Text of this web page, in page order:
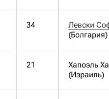
34
Левски
(Болгария)
21
Хапоэль
(Израиль)